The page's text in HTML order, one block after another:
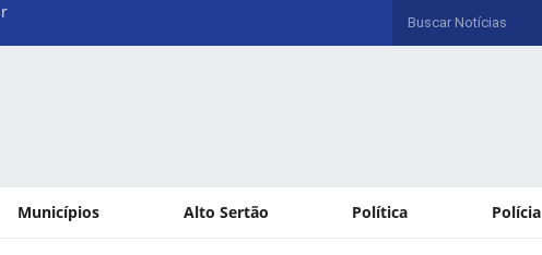
Municípios Alto Sertão Política Polícia